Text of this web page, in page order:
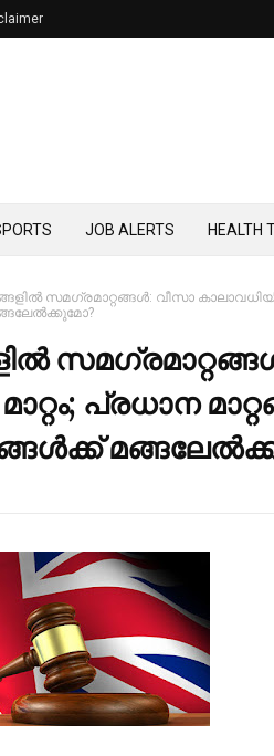
JOB ALERTS HEALTH
സമഗ്രമാറ്റങ്ങള്‍: വീസാ
പ്രധാന